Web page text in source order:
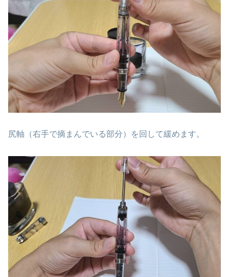
尻軸（右手で摘まんでいる部分）を回して緩めます。